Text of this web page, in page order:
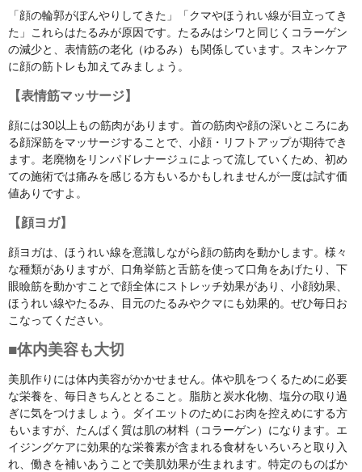
「顔の輪郭がぼんやりしてきた」「クマやほうれい線が目立ってき
た」これらはたるみが原因です。たるみはシワと同じくコラーゲン
の減少と、表情筋の老化（ゆるみ）も関係しています。スキンケア
に顔の筋トレも加えてみましょう。
【表情筋マッサージ】
顔には30以上もの筋肉があります。首の筋肉や顔の深いところにあ
る顔深筋をマッサージすることで、小顔・リフトアップが期待でき
ます。老廃物をリンパドレナージュによって流していくため、初め
ての施術では痛みを感じる方もいるかもしれませんが一度は試す価
値ありですよ。
【顔ヨガ】
顔ヨガは、ほうれい線を意識しながら顔の筋肉を動かします。様々
な種類がありますが、口角挙筋と舌筋を使って口角をあげたり、下
眼瞼筋を動かすことで顔全体にストレッチ効果があり、小顔効果、
ほうれい線やたるみ、目元のたるみやクマにも効果的。ぜひ毎日お
こなってください。
■体内美容も大切
美肌作りには体内美容がかかせません。体や肌をつくるために必要
な栄養を、毎日きちんととること。脂肪と炭水化物、塩分の取り過
ぎに気をつけましょう。ダイエットのためにお肉を控えめにする方
もいますが、たんぱく質は肌の材料（コラーゲン）になります。エ
イジングケアに効果的な栄養素が含まれる食材をいろいろと取り入
れ、働きを補いあうことで美肌効果が生まれます。特定のものばか